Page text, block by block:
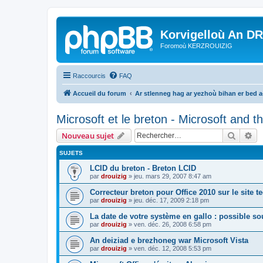
Korvigelloù An
Foromoù KERZROUIZIG
Raccourcis FAQ
Accueil du forum Ar stlenneg hag ar yezhoù bihan er bed
Microsoft et le breton - Microsoft and
Nouveau sujet
SUJETS
LCID du breton - Breton LCID
par drouizig » jeu. mars 29, 2007 8:47 am
Correcteur breton pour Office 2010 sur le site
par drouizig » jeu. déc. 17, 2009 2:18 pm
La date de votre système en gallo : possible
par drouizig » ven. déc. 26, 2008 6:58 pm
An deiziad e brezhoneg war Microsoft Vista
par drouizig » ven. déc. 12, 2008 5:53 pm